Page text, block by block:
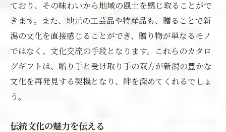
ており、その味わいから地域の風土を感じ取ることがで
きます。また、地元の工芸品や特産品も、贈ることで新
潟の文化を直接感じることができ、贈り物が単なるモノ
ではなく、文化交流の手段となります。これらのカタロ
グギフトは、贈り手と受け取り手の双方が新潟の豊かな
文化を再発見する契機となり、絆を深めてくれるでしょ
う。
伝統文化の魅力を伝える